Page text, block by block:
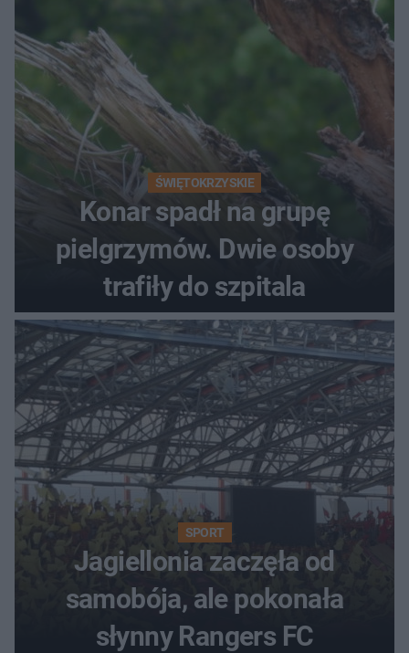
ŚWIĘTOKRZYSKIE
Konar spadł na grupę
pielgrzymów. Dwie osoby
trafiły do szpitala
SPORT
Jagiellonia zaczęła od
samobója, ale pokonała
słynny Rangers FC